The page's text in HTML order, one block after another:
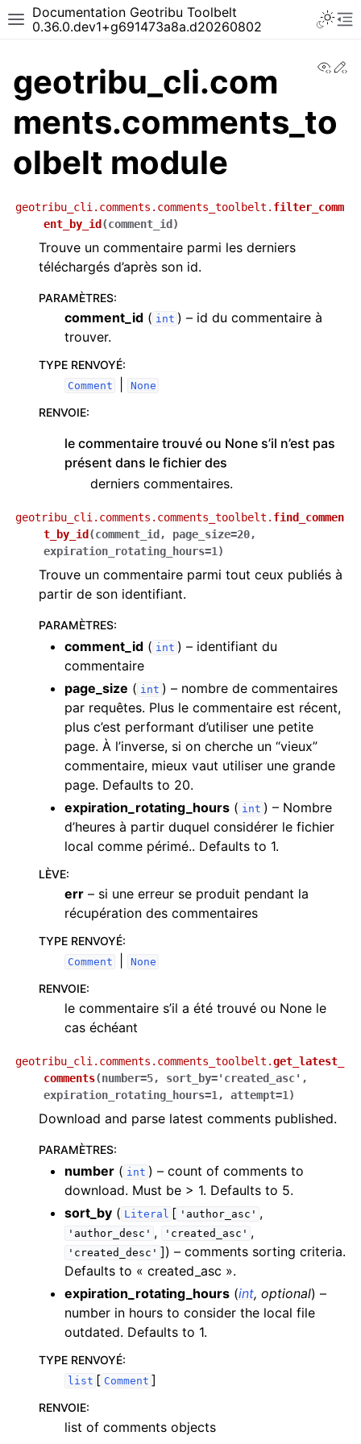
Documentation Geotribu Toolbelt
0.36.0.dev1+g691473a8a.d20260802
geotribu_cli.com
ments.comments_to
olbelt module
geotribu_cli.comments.comments_toolbelt. filter_comm
ent_by_id (comment_id )
Trouve un commentaire parmi les derniers
téléchargés d’après son id.
PARAMÈTRES:
comment_id ( int ) – id du commentaire à
trouver.
TYPE RENVOYÉ:
Comment None
RENVOIE:
le commentaire trouvé ou None s’il n’est pas
présent dans le fichier des
derniers commentaires.
geotribu_cli.comments.comments_toolbelt. find_commen
t_by_id (comment_id , page_size=20,
expiration_rotating_hours=1 )
Trouve un commentaire parmi tout ceux publiés à
partir de son identifiant.
PARAMÈTRES:
comment_id ( int ) – identifiant du
commentaire
page_size ( int ) – nombre de commentaires
par requêtes. Plus le commentaire est récent,
plus c’est performant d’utiliser une petite
page. À l’inverse, si on cherche un “vieux”
commentaire, mieux vaut utiliser une grande
page. Defaults to 20.
expiration_rotating_hours ( int ) – Nombre
d’heures à partir duquel considérer le fichier
local comme périmé.. Defaults to 1.
LÈVE:
err – si une erreur se produit pendant la
récupération des commentaires
TYPE RENVOYÉ:
Comment None
RENVOIE:
le commentaire s’il a été trouvé ou None le
cas échéant
geotribu_cli.comments.comments_toolbelt.get_latest_
comments(number=5, sort_by='created_asc' ,
expiration_rotating_hours=1 , attempt=1 )
Download and parse latest comments published.
PARAMÈTRES:
number ( int ) – count of comments to
download. Must be > 1. Defaults to 5.
sort_by ( Literal [ 'author_asc' ,
'author_desc' , 'created_asc' ,
'created_desc' ]) – comments sorting criteria.
Defaults to « created_asc ».
expiration_rotating_hours (int, optional) –
number in hours to consider the local file
outdated. Defaults to 1.
TYPE RENVOYÉ:
list [ Comment ]
RENVOIE:
list of comments objects